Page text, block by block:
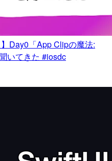
Day0「App Clipの魔法:
いてきた #iosdc